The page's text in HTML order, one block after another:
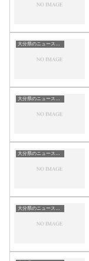
大分県のニュース一覧
大分県のニュース一覧
大分県のニュース一覧
大分県のニュース一覧